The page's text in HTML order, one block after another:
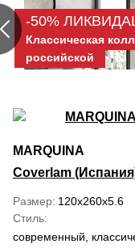
-50%
Классическая
российской
MARQUINA
Coverlam
Размер 120x260x5.6
Стиль
современный,